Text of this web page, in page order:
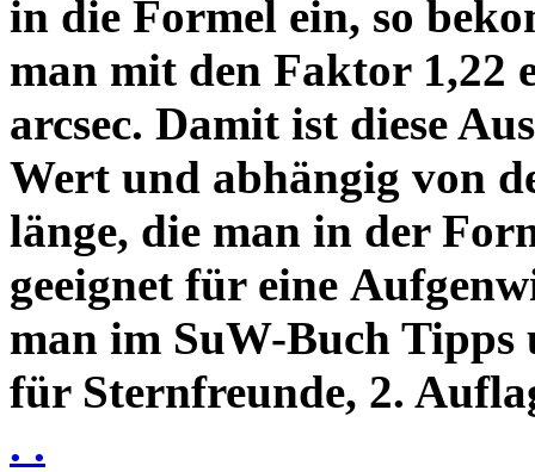
in die Formel ein, so
man mit den Faktor 1,22
arcsec. Damit ist diese
Wert und abhängig von
länge, die man in der
geeignet für eine
man im SuW-Buch Tipps
für Sternfreunde, 2.
. .